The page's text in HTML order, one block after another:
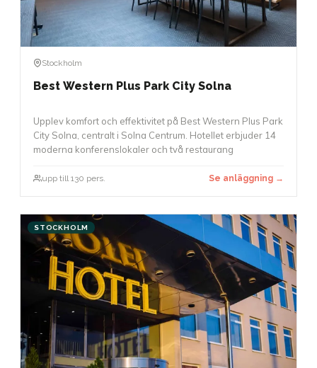
Stockholm
Best Western Plus Park City Solna
Upplev komfort och effektivitet på Best Western Plus Park
City Solna, centralt i Solna Centrum. Hotellet erbjuder 14
moderna konferenslokaler och två restaurang
upp till 130 pers. Se anläggning →
STOCKHOLM